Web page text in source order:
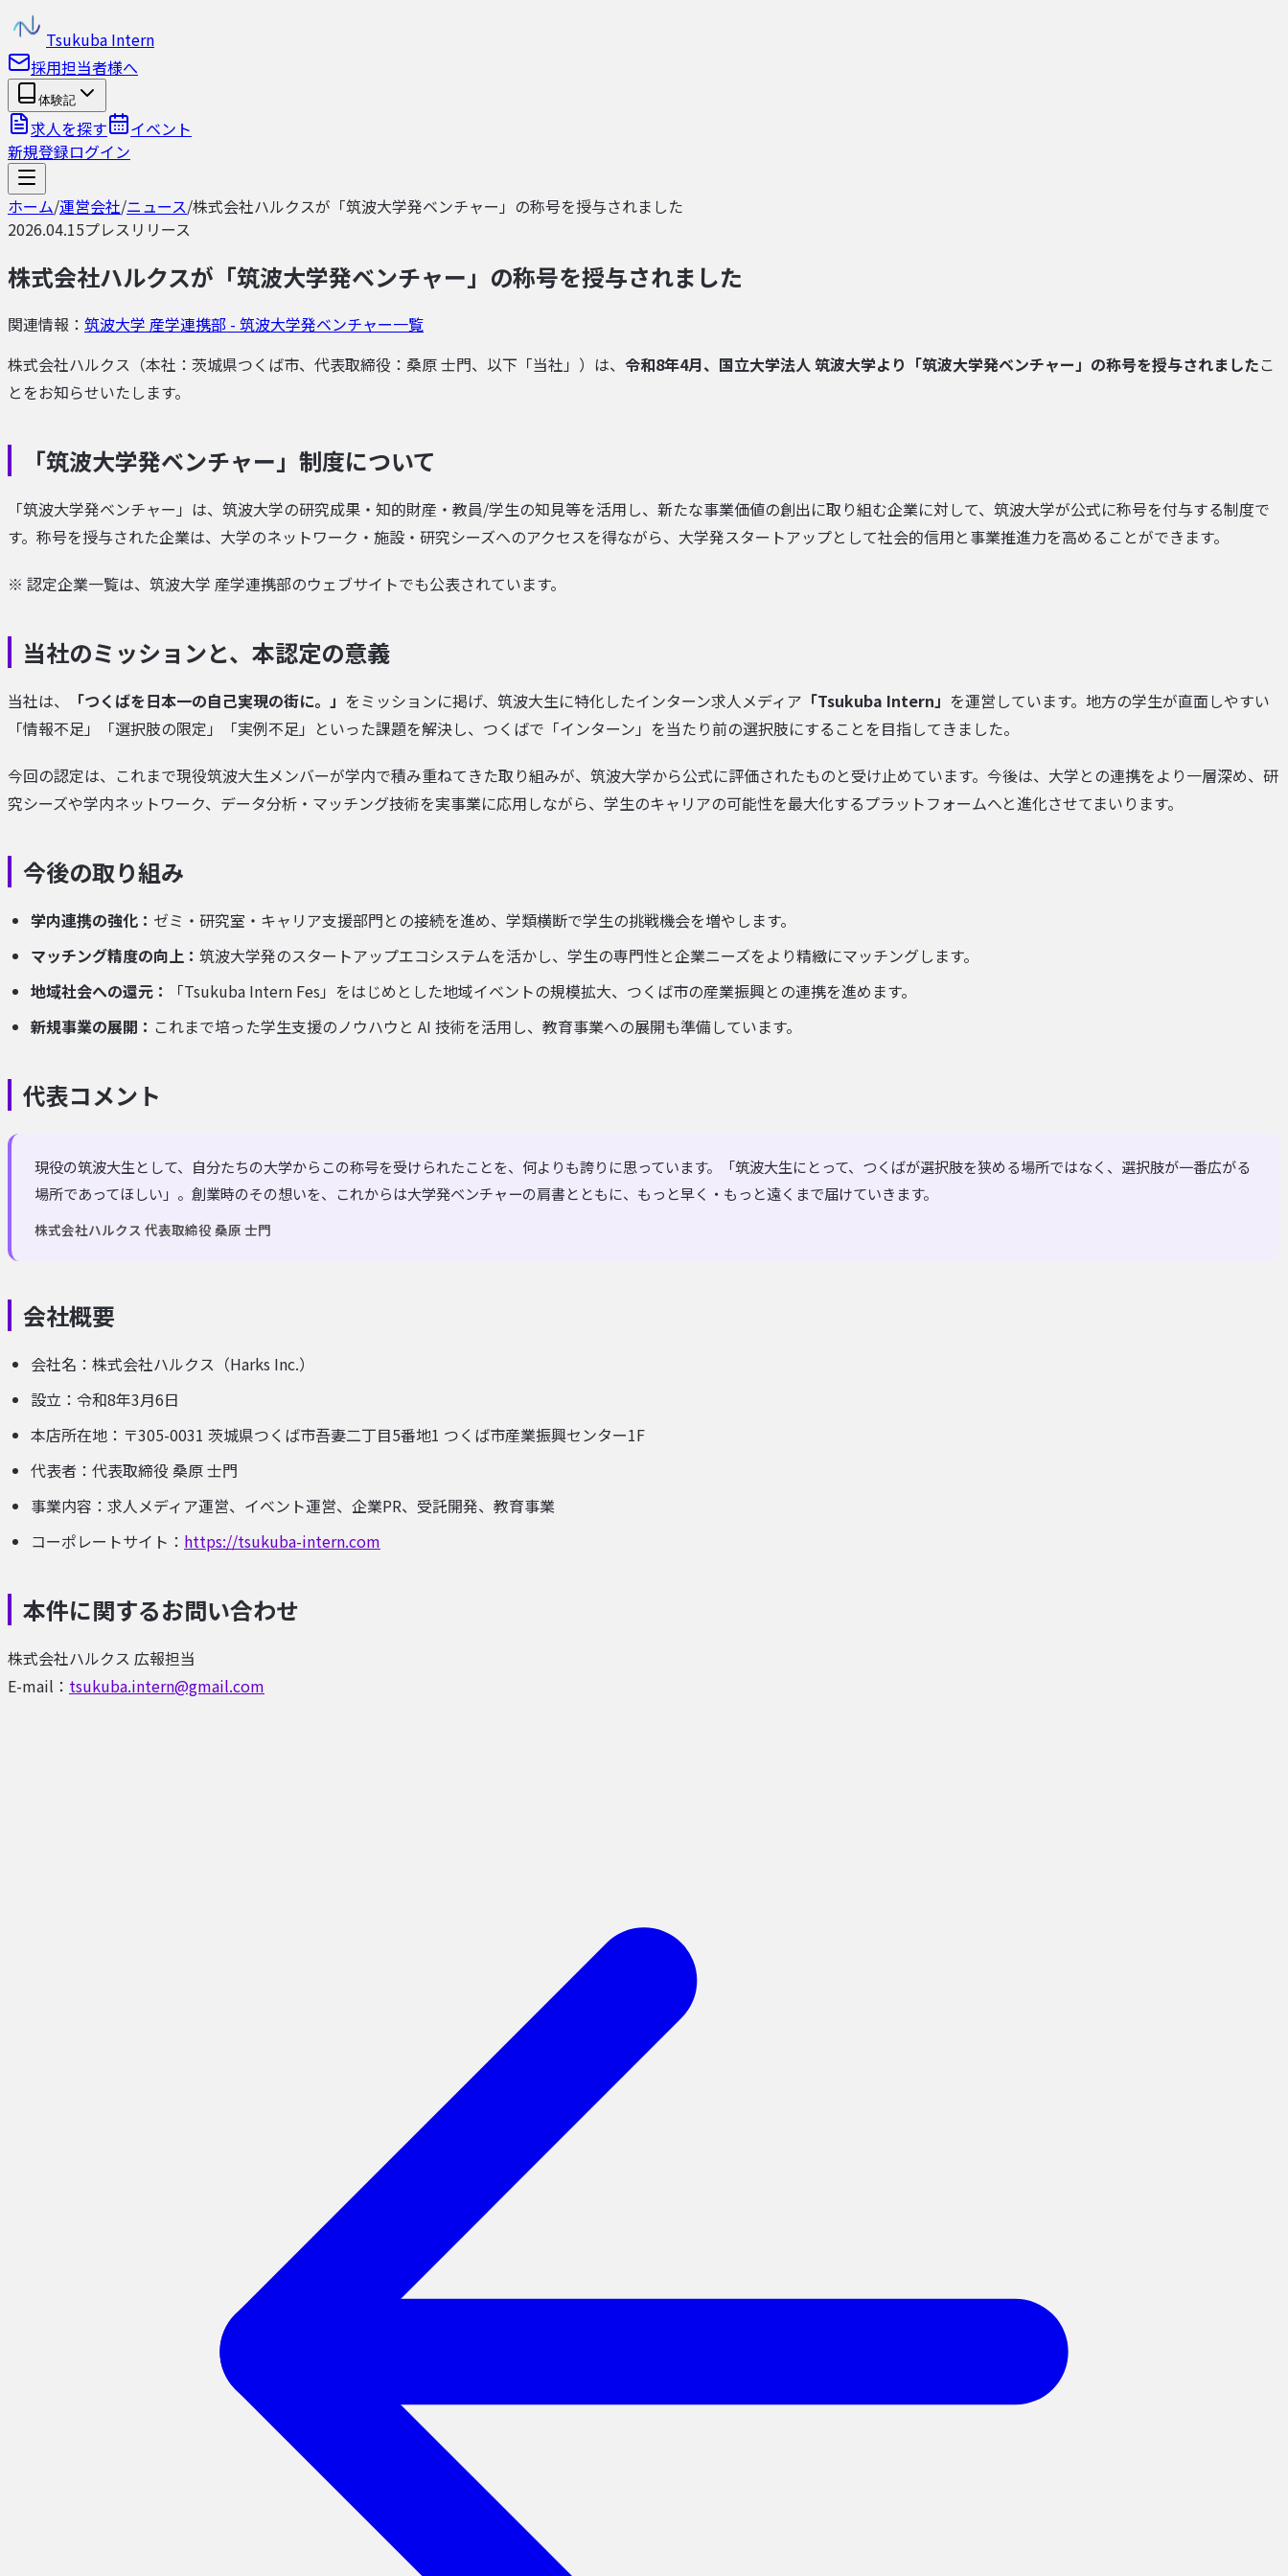
Tsukuba Intern
採用担当者様へ
体験記
求人を探す
イベント
新規登録ログイン
ホーム/運営会社/ニュース/株式会社ハルクスが「筑波大学発ベンチャー」の称号を授与されました
2026.04.15プレスリリース
株式会社ハルクスが「筑波大学発ベンチャー」の称号を授与されました
関連情報： 筑波大学 産学連携部 - 筑波大学発ベンチャー一覧
株式会社ハルクス（本社：茨城県つくば市、代表取締役：桑原 士門、以下「当社」）は、 令和8年4月、国立大学法人 筑波大学より 「筑波大学発ベンチャー」 の称号を授与されましたこ
とをお知らせいたします。
「筑波大学発ベンチャー」制度について
「筑波大学発ベンチャー」は、筑波大学の研究成果・知的財産・教員/学生の知見等を活用し、新たな事業価値の創出に取り組む企業に対して、筑波大学が公式に称号を付与する制度で
す。称号を授与された企業は、大学のネットワーク・施設・研究シーズへのアクセスを得ながら、大学発スタートアップとして社会的信用と事業推進力を高めることができます。
※ 認定企業一覧は、筑波大学 産学連携部のウェブサイトでも公表されています。
当社のミッションと、本認定の意義
当社は、 「つくばを日本一の自己実現の街に。」 をミッションに掲げ、筑波大生に特化したインターン求人メディア 「Tsukuba Intern」 を運営しています。地方の学生が直面しやすい
「情報不足」「選択肢の限定」「実例不足」といった課題を解決し、つくばで「インターン」を当たり前の選択肢にすることを目指してきました。
今回の認定は、これまで現役筑波大生メンバーが学内で積み重ねてきた取り組みが、筑波大学から公式に評価されたものと受け止めています。今後は、大学との連携をより一層深め、研
究シーズや学内ネットワーク、データ分析・マッチング技術を実事業に応用しながら、学生のキャリアの可能性を最大化するプラットフォームへと進化させてまいります。
今後の取り組み
学内連携の強化： ゼミ・研究室・キャリア支援部門との接続を進め、学類横断で学生の挑戦機会を増やします。
マッチング精度の向上： 筑波大学発のスタートアップエコシステムを活かし、学生の専門性と企業ニーズをより精緻にマッチングします。
地域社会への還元：
「Tsukuba Intern Fes」をはじめとした地域イベントの規模拡大、つくば市の産業振興との連携を進めます。
新規事業の展開： これまで培った学生支援のノウハウと AI 技術を活用し、教育事業への展開も準備しています。
代表コメント
現役の筑波大生として、自分たちの大学からこの称号を受けられたことを、何よりも誇りに思っています。「筑波大生にとって、つくばが選択肢を狭める場所ではなく、選択肢が一番広がる
場所であってほしい」。創業時のその想いを、これからは大学発ベンチャーの肩書とともに、もっと早く・もっと遠くまで届けていきます。
株式会社ハルクス 代表取締役 桑原 士門
会社概要
会社名：株式会社ハルクス（Harks Inc.）
設立：令和8年3月6日
本店所在地：〒305-0031 茨城県つくば市吾妻二丁目5番地1 つくば市産業振興センター1F
代表者：代表取締役 桑原 士門
事業内容：求人メディア運営、イベント運営、企業PR、受託開発、教育事業
コーポレートサイト： https://tsukuba-intern.com
本件に関するお問い合わせ
株式会社ハルクス 広報担当
E-mail： tsukuba.intern@gmail.com